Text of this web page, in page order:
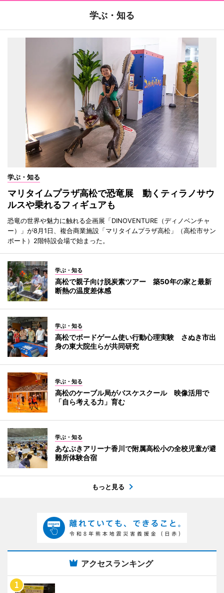
学ぶ・知る
学ぶ・知る
マリタイムプラザ高松で恐竜展 動くティラノサウ
ルスや乗れるフィギュアも
恐竜の世界や魅力に触れる企画展「DINOVENTURE（ディノベンチャ
ー）」が8月1日、複合商業施設「マリタイムプラザ高松」（高松市サン
ポート）2階特設会場で始まった。
学ぶ・知る
高松で親子向け脱炭素ツアー 築50年の家と最新
断熱の温度差体感
学ぶ・知る
高松でボードゲーム使い行動心理実験 さぬき市出
身の東大院生らが共同研究
学ぶ・知る
高松のケーブル局がバスケスクール 映像活用で
「自ら考える力」育む
学ぶ・知る
あなぶきアリーナ香川で附属高松小の全校児童が避
難所体験合宿
もっと見る
アクセスランキング